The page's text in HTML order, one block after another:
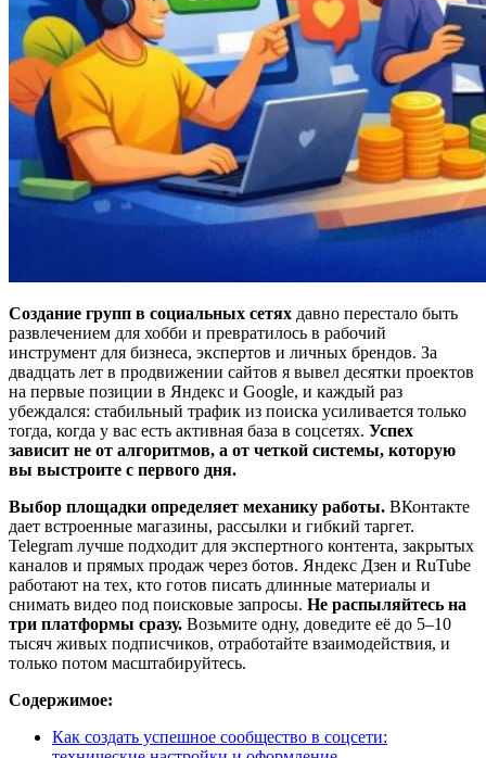
Создание групп в социальных сетях давно перестало быть
развлечением для хобби и превратилось в рабочий
инструмент для бизнеса, экспертов и личных брендов. За
двадцать лет в продвижении сайтов я вывел десятки проектов
на первые позиции в Яндекс и Google, и каждый раз
убеждался: стабильный трафик из поиска усиливается только
тогда, когда у вас есть активная база в соцсетях. Успех
зависит не от алгоритмов, а от четкой системы, которую
вы выстроите с первого дня.
Выбор площадки определяет механику работы. ВКонтакте
дает встроенные магазины, рассылки и гибкий таргет.
Telegram лучше подходит для экспертного контента, закрытых
каналов и прямых продаж через ботов. Яндекс Дзен и RuTube
работают на тех, кто готов писать длинные материалы и
снимать видео под поисковые запросы. Не распыляйтесь на
три платформы сразу. Возьмите одну, доведите её до 5–10
тысяч живых подписчиков, отработайте взаимодействия, и
только потом масштабируйтесь.
Содержимое:
Как создать успешное сообщество в соцсети: